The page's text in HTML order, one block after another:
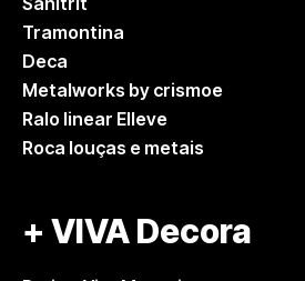
Tramontina
Deca
Metalworks by crismoe
Ralo linear Elleve
Roca louças e metais
+ VIVA Decora